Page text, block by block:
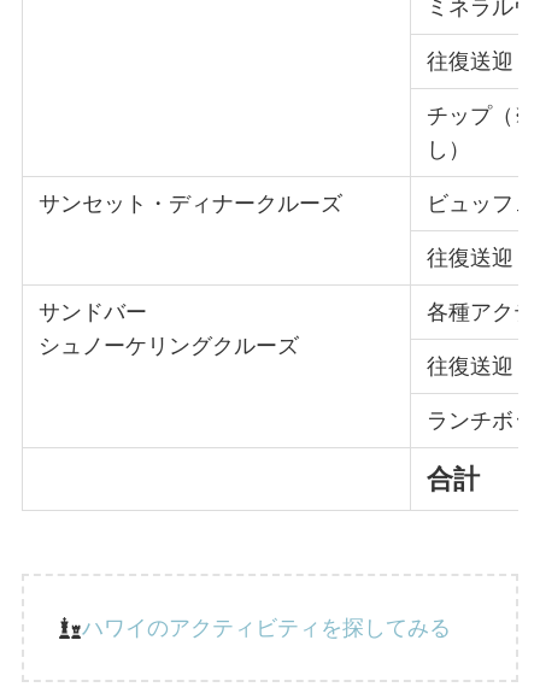
ミネラル
往復送迎
チップ（※
し）
サンセット・ディナークルーズ ビュッフ
往復送迎
サンドバー
シュノーケリングクルーズ
各種アク
往復送迎
ランチボ
合計
ハワイのアクティビティを探してみる